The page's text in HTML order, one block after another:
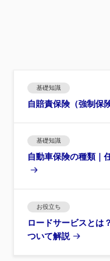
基礎知識
自賠責保険（強制保
基礎知識
自動車保険の種類｜
お役立ち
ロードサービスとは
ついて解説